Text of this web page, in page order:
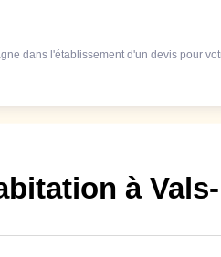
dans l'établissement d'un devis pour
à